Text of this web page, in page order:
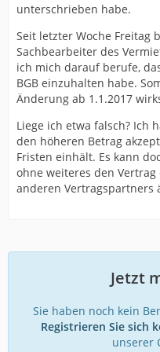
unterschrieben habe.
Seit letzter Woche Freitag
Sachbearbeiter des
ich mich darauf berufe,
BGB einzuhalten habe.
Änderung ab 1.1.2017
Liege ich etwa falsch? Ich
den höheren Betrag
Fristen einhält. Es kann
ohne weiteres den
anderen Vertragspartners
Jetzt
Sie haben noch kein
Registrieren Sie sich
unserer